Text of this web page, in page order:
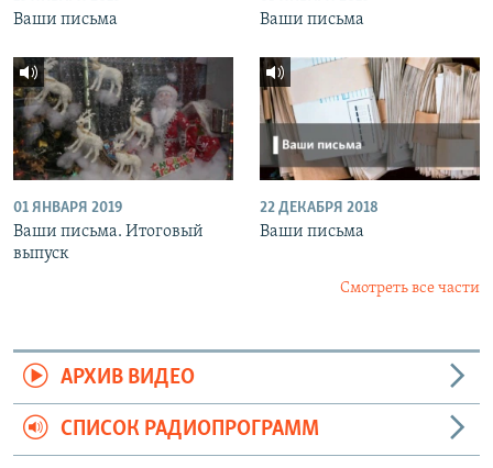
Ваши письма Ваши письма
01 ЯНВАРЯ 2019
Ваши письма. Итоговый
выпуск
22 ДЕКАБРЯ 2018
Ваши письма
Смотреть все части
АРХИВ ВИДЕО
СПИСОК РАДИОПРОГРАММ